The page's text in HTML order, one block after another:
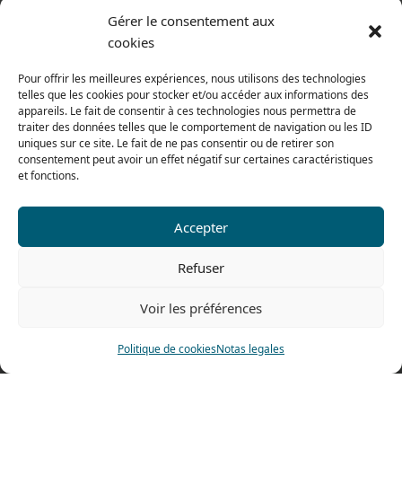
Gérer le consentement aux
cookies
Pour offrir les meilleures expériences, nous utilisons des technologies
telles que les cookies pour stocker et/ou accéder aux informations des
appareils. Le fait de consentir à ces technologies nous permettra de
traiter des données telles que le comportement de navigation ou les ID
uniques sur ce site. Le fait de ne pas consentir ou de retirer son
consentement peut avoir un effet négatif sur certaines caractéristiques
et fonctions.
Accepter
Refuser
Voir les préférences
Politique de cookiesNotas legales
Condiciones generales de venta
Del lunes al jueves
De 8h a 12h30 y de 13h30 a 17h20
El viernes
De 8h a 12h30 y de 13h30 a 16h
Fax: 0033 474 62 81 69
478 rue Alexandre Richetta
69400 Villefranche sur Saône